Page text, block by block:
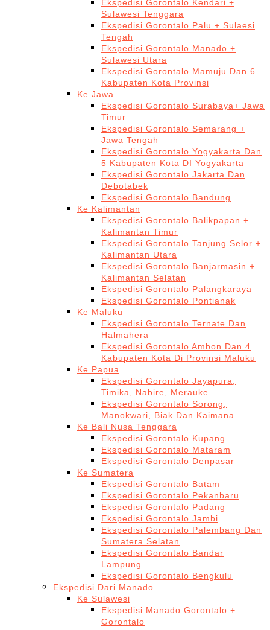
Ekspedisi Gorontalo Kendari +
Sulawesi Tenggara
Ekspedisi Gorontalo Palu + Sulaesi
Tengah
Ekspedisi Gorontalo Manado +
Sulawesi Utara
Ekspedisi Gorontalo Mamuju Dan 6
Kabupaten Kota Provinsi
Ke Jawa
Ekspedisi Gorontalo Surabaya+ Jawa
Timur
Ekspedisi Gorontalo Semarang +
Jawa Tengah
Ekspedisi Gorontalo Yogyakarta Dan
5 Kabupaten Kota DI Yogyakarta
Ekspedisi Gorontalo Jakarta Dan
Debotabek
Ekspedisi Gorontalo Bandung
Ke Kalimantan
Ekspedisi Gorontalo Balikpapan +
Kalimantan Timur
Ekspedisi Gorontalo Tanjung Selor +
Kalimantan Utara
Ekspedisi Gorontalo Banjarmasin +
Kalimantan Selatan
Ekspedisi Gorontalo Palangkaraya
Ekspedisi Gorontalo Pontianak
Ke Maluku
Ekspedisi Gorontalo Ternate Dan
Halmahera
Ekspedisi Gorontalo Ambon Dan 4
Kabupaten Kota Di Provinsi Maluku
Ke Papua
Ekspedisi Gorontalo Jayapura,
Timika, Nabire, Merauke
Ekspedisi Gorontalo Sorong,
Manokwari, Biak Dan Kaimana
Ke Bali Nusa Tenggara
Ekspedisi Gorontalo Kupang
Ekspedisi Gorontalo Mataram
Ekspedisi Gorontalo Denpasar
Ke Sumatera
Ekspedisi Gorontalo Batam
Ekspedisi Gorontalo Pekanbaru
Ekspedisi Gorontalo Padang
Ekspedisi Gorontalo Jambi
Ekspedisi Gorontalo Palembang Dan
Sumatera Selatan
Ekspedisi Gorontalo Bandar
Lampung
Ekspedisi Gorontalo Bengkulu
Ekspedisi Dari Manado
Ke Sulawesi
Ekspedisi Manado Gorontalo +
Gorontalo